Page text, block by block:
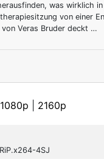
was wirklich
von einer
von Veras Bruder deckt …
1080p 2160p
4SJ